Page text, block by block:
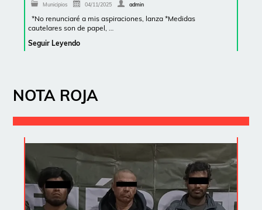
Municipios 04/11/2025 admin
*No renunciaré a mis aspiraciones, lanza *Medidas
cautelares son de papel, …
Seguir Leyendo
NOTA ROJA